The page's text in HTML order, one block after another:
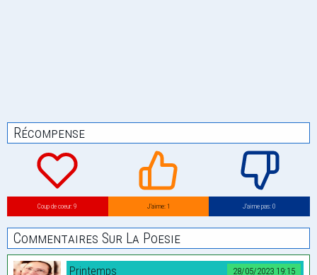
Récompense
Coup de coeur: 9 J’aime: 1 J’aime pas: 0
Commentaires Sur La Poesie
28/05/2023 19:15
Printemps